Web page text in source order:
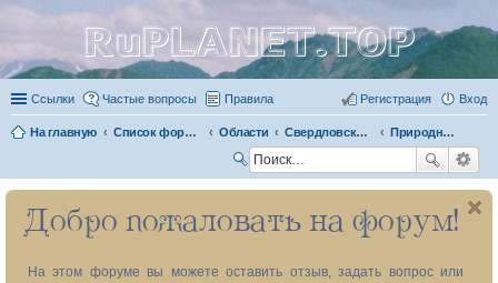
RuPLANET.TOP
Ссылки Частые вопросы Правила Вход
Регистрация
На главную Список форумов Области Свердловская область 66 Природные объекты
ск
Добро пожаловать на форум!
На этом форуме вы можете оставить отзыв, задать вопрос или